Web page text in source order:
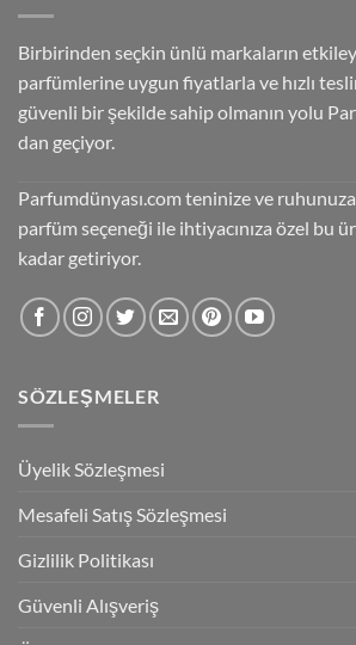
Birbirinden seçkin ünlü markaların
parfümlerine uygun fiyatlarla ve hızlı
güvenli bir şekilde sahip olmanın yolu
dan geçiyor.
Parfumdünyası.com teninize ve
parfüm seçeneği ile ihtiyacınıza özel bu
kadar getiriyor.
SÖZLEŞMELER
Üyelik Sözleşmesi
Mesafeli Satış Sözleşmesi
Gizlilik Politikası
Güvenli Alışveriş